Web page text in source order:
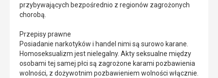
przybywających bezpośrednio z regionów zagrożonych
chorobą.
Przepisy prawne
Posiadanie narkotyków i handel nimi są surowo karane.
Homoseksualizm jest nielegalny. Akty seksualne między
osobami tej samej płci są zagrożone karami pozbawienia
wolności, z dożywotnim pozbawieniem wolności włącznie.